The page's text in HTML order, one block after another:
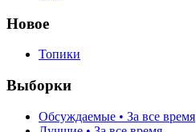
Новое
Топики
Выборки
Обсуждаемые • За все время